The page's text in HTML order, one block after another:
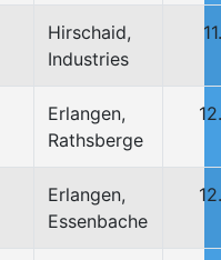
Hirschaid,
Industries
Erlangen,
Rathsberge
Erlangen,
Essenbache